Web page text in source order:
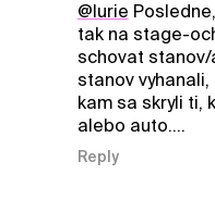
@lurie
tak na stage-
schovat stanov/
stanov
kam sa skryli ti,
alebo auto....
Reply